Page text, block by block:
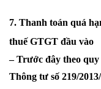
7. Thanh toán quá
thuế GTGT đầu vào
– Trước đây theo
Thông tư số 219/